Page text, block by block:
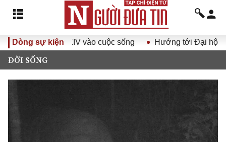
Dòng sự kiện
Đảng XIV vào cuộc sống Hướng tới Đại hội đại biểu
ĐỜI SỐNG